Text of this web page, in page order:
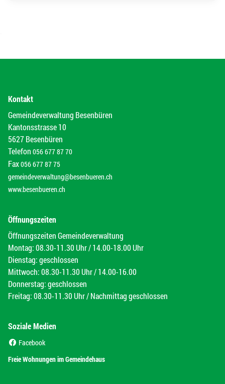
Kontakt
Gemeindeverwaltung Besenbüren
Kantonsstrasse 10
5627 Besenbüren
Telefon 056 677 87 70
Fax056 677 87 75
gemeindeverwaltung@besenbueren.ch
www.besenbueren.ch
Öffnungszeiten
Öffnungszeiten Gemeindeverwaltung
Montag: 08.30-11.30 Uhr / 14.00-18.00 Uhr
Dienstag: geschlossen
Mittwoch: 08.30-11.30 Uhr / 14.00-16.00
Donnerstag: geschlossen
Freitag: 08.30-11.30 Uhr / Nachmittag geschlossen
Soziale Medien
Facebook
Freie Wohnungen im Gemeindehaus